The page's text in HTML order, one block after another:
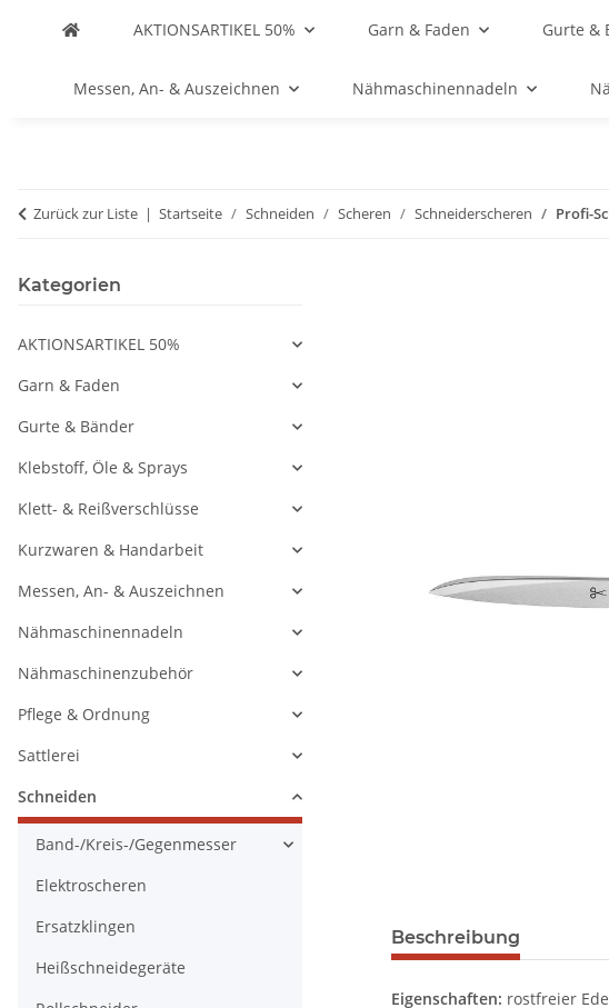
AKTIONSARTIKEL 50% Garn & Faden Gurte &
Messen, An- & Auszeichnen Nähmaschinennadeln
Zurück zur Liste Startseite Schneiden Scheren Schneiderscheren Profi-
Beschreibung
Eigenschaften: rostfreier
Kategorien
AKTIONSARTIKEL 50%
Garn & Faden
Gurte & Bänder
Klebstoff, Öle & Sprays
Klett- & Reißverschlüsse
Kurzwaren & Handarbeit
Messen, An- & Auszeichnen
Nähmaschinennadeln
Nähmaschinenzubehör
Pflege & Ordnung
Sattlerei
Schneiden
Band-/Kreis-/Gegenmesser
Elektroscheren
Ersatzklingen
Heißschneidegeräte